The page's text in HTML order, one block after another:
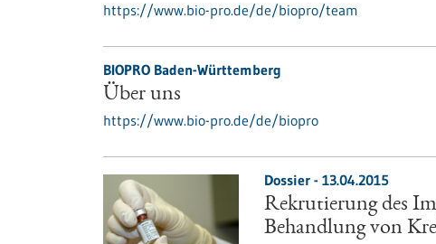
https://www.bio-pro.de/de/biopro/team
BIOPRO Baden-Württemberg
Über uns
https://www.bio-pro.de/de/biopro
Dossier - 13.04.2015
Rekrutierung des
Behandlung von